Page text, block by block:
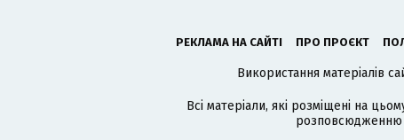
РЕКЛАМА НА САЙТІ ПРО ПРОЄКТ
Використання матеріалів
Всі матеріали, які розміщені на
розповсюдженню